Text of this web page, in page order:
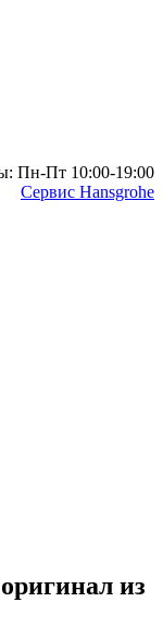
Пн-Пт 10:00-19:00
Сервис Hansgrohe
из